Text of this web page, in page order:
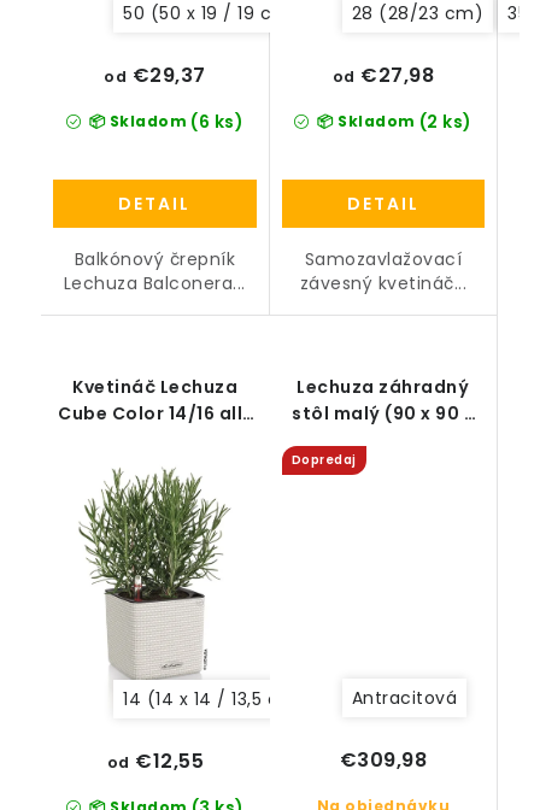
50 (50 x 19 / 19 cm) 80 (79 x 19 / 19 cm)
📦 Skladom (6 ks)
od €29,37
DETAIL
Balkónový črepník
Lechuza Balconera...
28 (28/23 cm) 35
📦 Skladom (2 ks)
od €27,98
DETAIL
Samozavlažovací
závesný kvetináč...
Kvetináč Lechuza
Cube Color 14/16 all-
14 (14 x 14 / 13,5 cm) 16 (17 x 17 / 16 cm)
od €12,55
Lechuza záhradný
stôl malý (90 x 90 x
75 cm) granitová/
čiernosivá so
Dopredaj
Antracitová
Na objednávku
€309,98